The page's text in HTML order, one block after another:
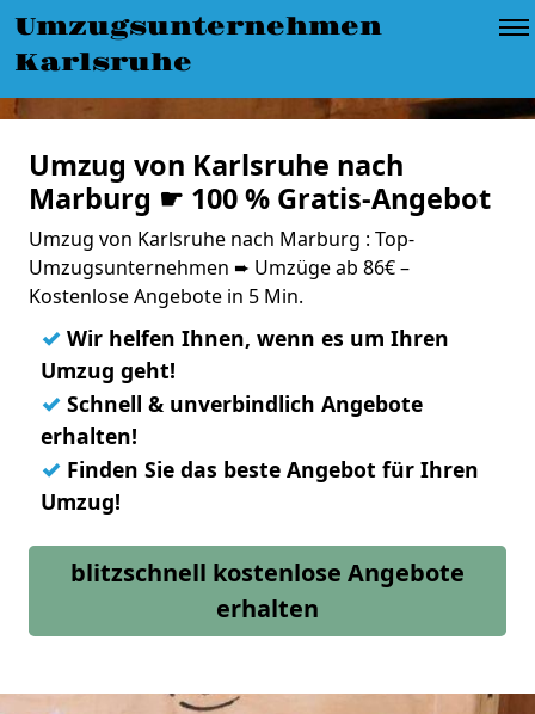
Umzugsunternehmen
Karlsruhe
Umzug von Karlsruhe nach
Marburg ☛ 100 % Gratis-Angebot
Umzug von Karlsruhe nach Marburg : Top-
Umzugsunternehmen ➨ Umzüge ab 86€ –
Kostenlose Angebote in 5 Min.
✓ Wir helfen Ihnen, wenn es um Ihren
Umzug geht!
✓ Schnell & unverbindlich Angebote
erhalten!
✓ Finden Sie das beste Angebot für Ihren
Umzug!
blitzschnell kostenlose Angebote
erhalten